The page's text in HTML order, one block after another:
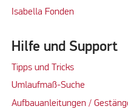
VILLA 300 INNENHIMMEL
Isabella Fonden
Hilfe und Support
Tipps und Tricks
Umlaufmaß-Suche
Aufbauanleitungen /